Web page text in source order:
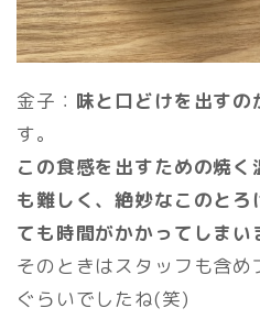
金子： 味と口どけを出す
す。
この食感を出すための焼
も難しく、絶妙なこのと
ても時間がかかってしまい
そのときはスタッフも含
ぐらいでしたね(笑)